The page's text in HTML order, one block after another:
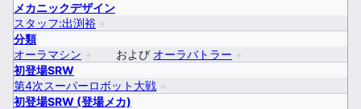
メカニックデザイン
スタッフ:出渕裕 +
分類
オーラマシン + および オーラバトラー +
初登場SRW
第4次スーパーロボット大戦 +
初登場SRW (登場メカ)